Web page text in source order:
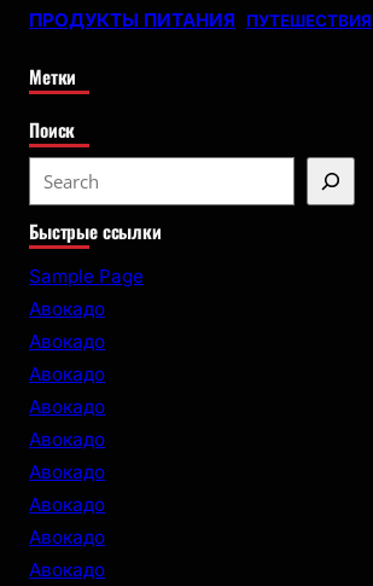
ПРОДУКТЫ ПИТАНИЯ
ПУТЕШЕСТВИЯ
Метки
Поиск
e
a
r
Быстрые ссылки
Sample Page
Авокадо
Авокадо
Авокадо
Авокадо
Авокадо
Авокадо
Авокадо
Авокадо
Авокадо